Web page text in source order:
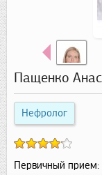
Пащенко
Нефролог
Первичный прием: